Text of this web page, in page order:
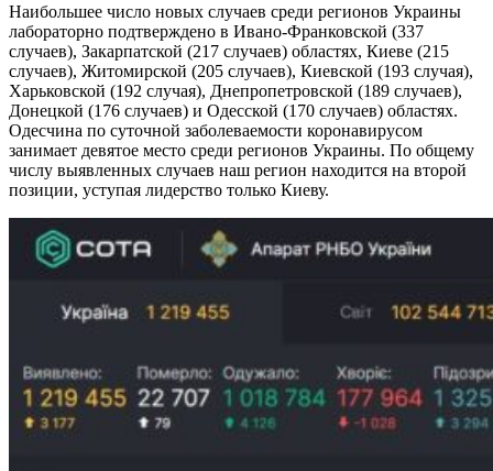
Наибольшее число новых случаев среди регионов Украины
лабораторно подтверждено в Ивано-Франковской (337
случаев), Закарпатской (217 случаев) областях, Киеве (215
случаев), Житомирской (205 случаев), Киевской (193 случая),
Харьковской (192 случая), Днепропетровской (189 случаев),
Донецкой (176 случаев) и Одесской (170 случаев) областях.
Одесчина по суточной заболеваемости коронавирусом
занимает девятое место среди регионов Украины. По общему
числу выявленных случаев наш регион находится на второй
позиции, уступая лидерство только Киеву.